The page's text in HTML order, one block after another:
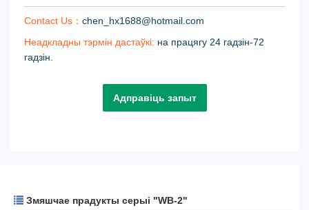
Contact Us： chen_hx1688@hotmail.com
Неадкладны тэрмін дастаўкі: на працягу 24 гадзін-72
гадзін.
Адправіць запыт
Змяшчае прадукты серыі "WB-2"